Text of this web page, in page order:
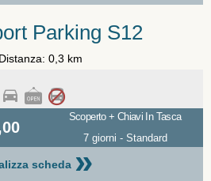
Parking S12
Distanza: 0,3 km
Scoperto + Chiavi In Tasca
7 giorni - Standard
scheda »